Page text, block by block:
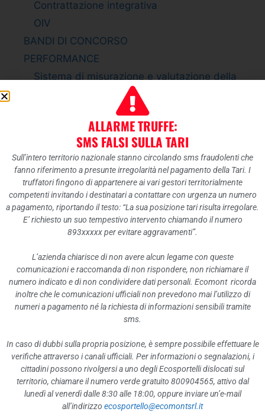
Contrattazione integrativa
OIV
BANDI DI CONCORSO
PERFORMANCE
Sistema di misurazione e valutazione della
Piano della Performance
Relazione sulla Performance
Ammontare complessivo dei premi
Dati relativi ai premi
ENTI CONTROLLATI
Enti pubblici vigilati
Società partecipate
Enti di diritto privato controllati
Rappresentazione grafica
ATTIVITÀ E PROCEDIMENTI
Tipologie di procedimento
Dichiarazioni sostitutive e acquisizione
Provvedimenti organi indirizzo politico
Provvedimenti dirigenti amministrativi
CONTROLLI SULLE IMPRESE
BANDI DI GARA E CONTRATTI
ALLARME TRUFFE:
SMS FALSI SULLA TARI
Sull’intero territorio nazionale stanno circolando sms fraudolenti che
fanno riferimento a presunte irregolarità nel pagamento della Tari. I
truffatori fingono di appartenere ai vari gestori territorialmente
competenti invitando i destinatari a contattare con urgenza un numero
a pagamento, riportando il testo: “La sua posizione tari risulta irregolare.
E’ richiesto un suo tempestivo intervento chiamando il numero
893xxxxx per evitare aggravamenti”.
L’azienda chiarisce di non avere alcun legame con queste
comunicazioni e raccomanda di non rispondere, non richiamare il
numero indicato e di non condividere dati personali. Ecomont ricorda
inoltre che le comunicazioni ufficiali non prevedono mai l’utilizzo di
numeri a pagamento né la richiesta di informazioni sensibili tramite
sms.
In caso di dubbi sulla propria posizione, è sempre possibile effettuare le
verifiche attraverso i canali ufficiali. Per informazioni o segnalazioni, i
cittadini possono rivolgersi a uno degli Ecosportelli dislocati sul
territorio, chiamare il numero verde gratuito 800904565, attivo dal
lunedì al venerdì dalle 8:30 alle 18:00, oppure inviare un’e-mail
all’indirizzo ecosportello@ecomontsrl.it